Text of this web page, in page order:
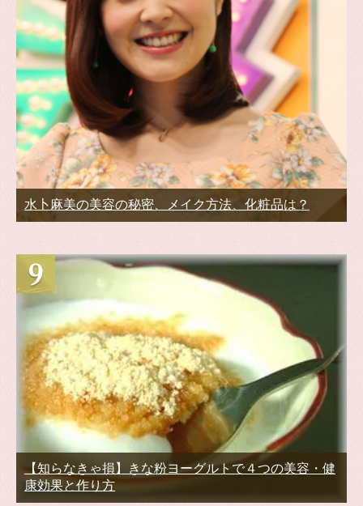
水卜麻美の美容の秘密、メイク方法、化粧品は？
【知らなきゃ損】きな粉ヨーグルトで４つの美容・健
康効果と作り方